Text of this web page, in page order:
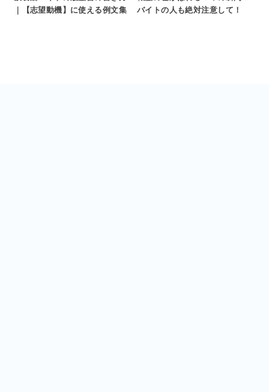
｜【志望動機】に使える例文集
バイトの人も絶対注意して！